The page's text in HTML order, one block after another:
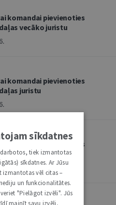
komandai pievienoties
vecāko juristu
komandai pievienoties
juristu
komandai pievienoties
juristu
sīkdatnes
tiek izmantotas
sīkdatnes. Ar Jūsu
izmantotas vēl citas –
un funkcionalitātes.
"Pielāgot izvēli". Jūs
mainīt savu izvēli,